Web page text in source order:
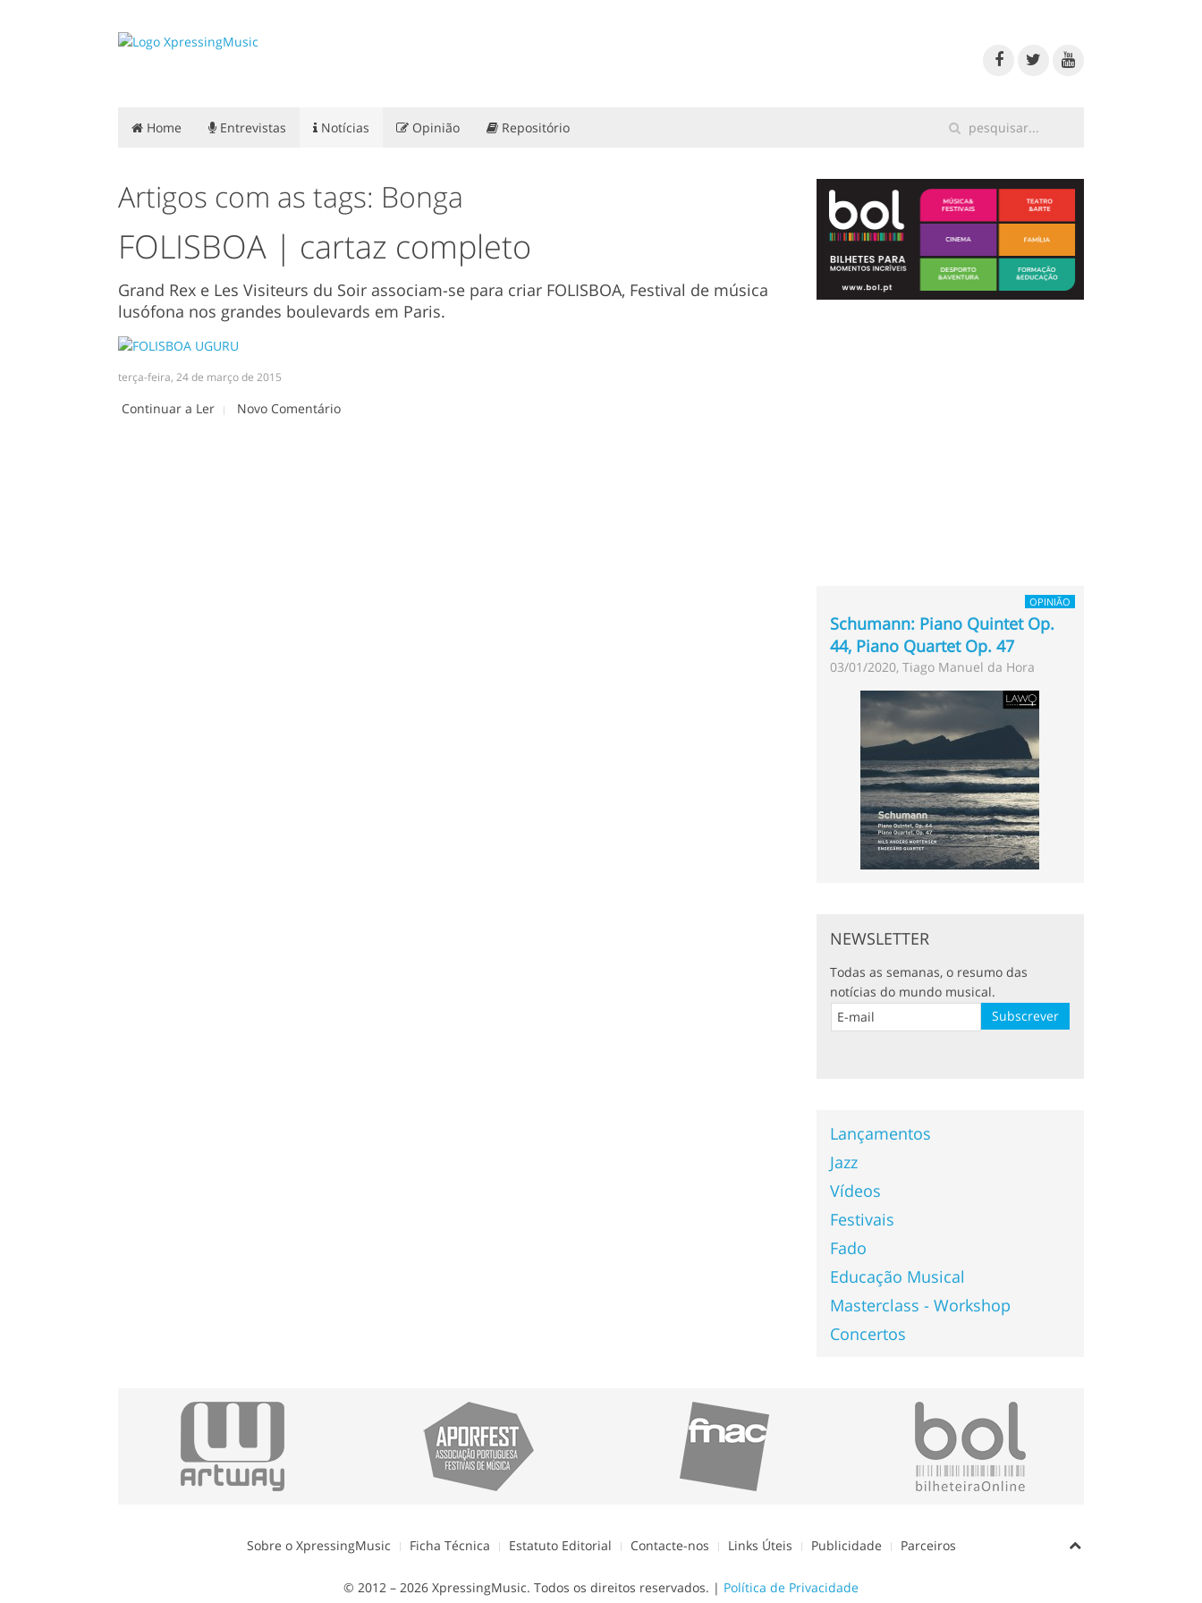
Home Entrevistas Notícias Opinião Repositório
Artigos com as tags: Bonga
FOLISBOA | cartaz completo
Grand Rex e Les Visiteurs du Soir associam-se para criar FOLISBOA, Festival de música
lusófona nos grandes boulevards em Paris.
terça-feira, 24 de março de 2015
Continuar a Ler Novo Comentário
OPINIÃO
Schumann: Piano Quintet Op.
44, Piano Quartet Op. 47
03/01/2020, Tiago Manuel da Hora
NEWSLETTER
Todas as semanas, o resumo das
notícias do mundo musical.
Lançamentos
Jazz
Vídeos
Festivais
Fado
Educação Musical
Masterclass - Workshop
Concertos
Sobre o XpressingMusic Ficha Técnica Estatuto Editorial Contacte-nos Links Úteis Publicidade Parceiros
© 2012 – 2026 XpressingMusic. Todos os direitos reservados. | Política de Privacidade